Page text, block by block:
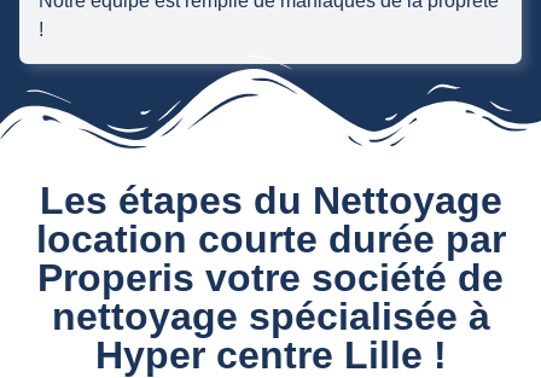
!
Les étapes du Nettoyage
location courte durée par
Properis votre société de
nettoyage spécialisée à
Hyper centre Lille !